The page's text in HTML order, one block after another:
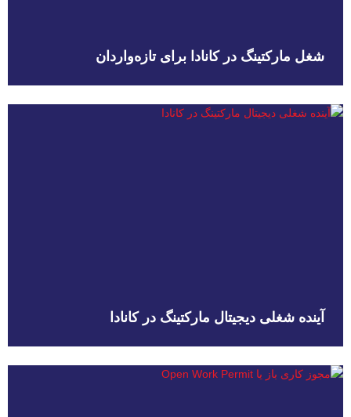
شغل مارکتینگ در کانادا برای تازه‌واردان
آینده شغلی دیجیتال مارکتینگ در کانادا